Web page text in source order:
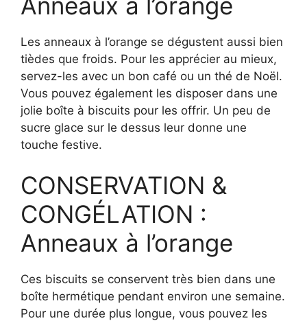
Les anneaux à l’orange se dégustent aussi bien
tièdes que froids. Pour les apprécier au mieux,
servez-les avec un bon café ou un thé de Noël.
Vous pouvez également les disposer dans une
jolie boîte à biscuits pour les offrir. Un peu de
sucre glace sur le dessus leur donne une
touche festive.
CONSERVATION &
CONGÉLATION :
Anneaux à l’orange
Ces biscuits se conservent très bien dans une
boîte hermétique pendant environ une semaine.
Pour une durée plus longue, vous pouvez les